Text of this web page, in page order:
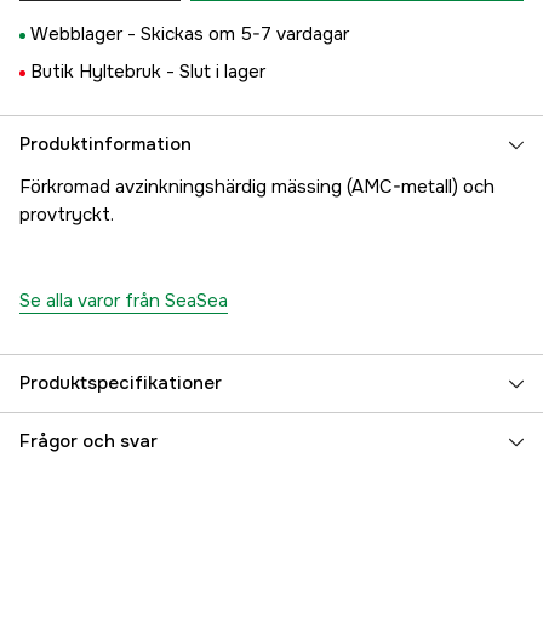
Webblager - Skickas om 5-7 vardagar
Butik Hyltebruk - Slut i lager
Produktinformation
Förkromad avzinkningshärdig mässing (AMC-metall) och
provtryckt.
Se alla varor från SeaSea
Produktspecifikationer
Referensnummer 5000017014
Frågor och svar